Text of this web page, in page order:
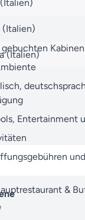
entdecken.
um all Ihre
Sie nicht, uns
Reise, die Ihre
(Italien)
(Italien)
Entertainment
&